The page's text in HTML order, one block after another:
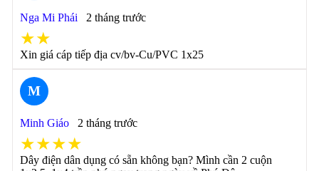
Nga Mi Phái 2 tháng trước
★★
Xin giá cáp tiếp địa cv/bv-Cu/PVC 1x25
M
Minh Giáo 2 tháng trước
★★★★
Dây điện dân dụng có sẵn không bạn? Mình cần 2 cuộn